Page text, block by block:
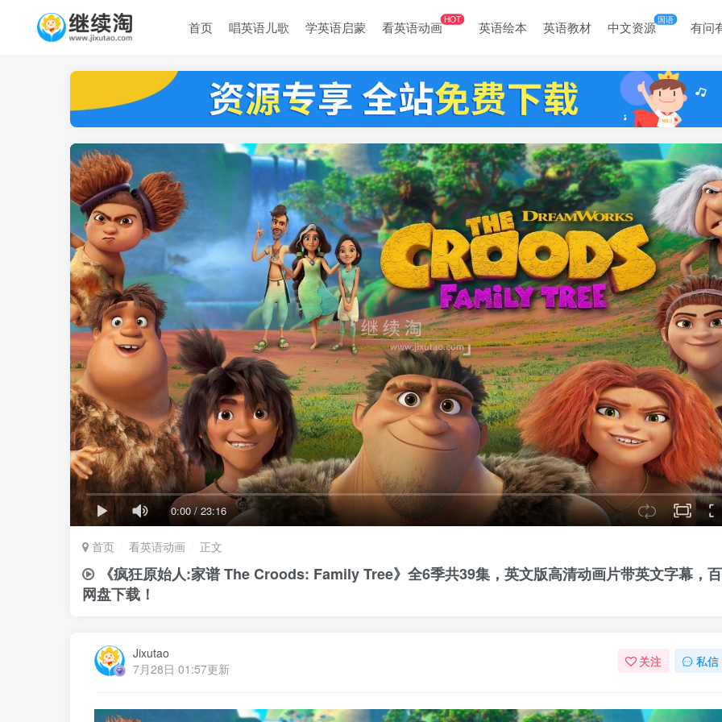
首页 唱英语儿歌 学英语启蒙 看英语动画HOT 英语绘本 英语教材 中文资源国语 有问
0:00/23:16
首页 看英语动画 正文
《疯狂原始人:家谱 The Croods: Family Tree》全6季共39集，英文版高清动画片带英文字幕，
网盘下载！
Jixutao
7月28日 01:57更新
关注 私信